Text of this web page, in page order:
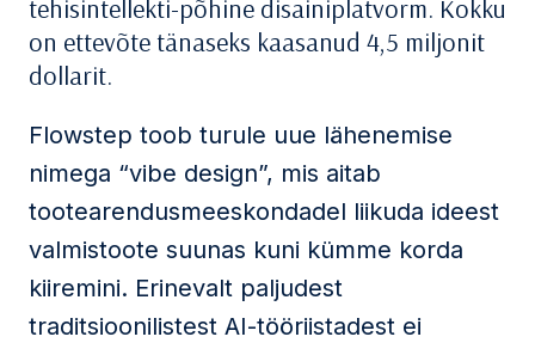
tehisintellekti-põhine disainiplatvorm. Kokku
on ettevõte tänaseks kaasanud 4,5 miljonit
dollarit.
Flowstep toob turule uue lähenemise
nimega “vibe design”, mis aitab
tootearendusmeeskondadel liikuda ideest
valmistoote suunas kuni kümme korda
kiiremini. Erinevalt paljudest
traditsioonilistest AI-tööriistadest ei